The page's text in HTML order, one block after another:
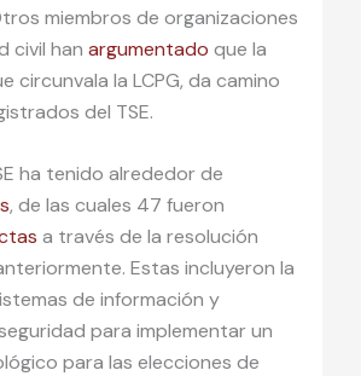
miembros de organizaciones
civil han argumentado que la
circunvala la LCPG, da camino
del TSE.
ha tenido alrededor de
, de las cuales 47 fueron
a través de la resolución
Estas incluyeron la
de información y
para implementar un
para las elecciones de